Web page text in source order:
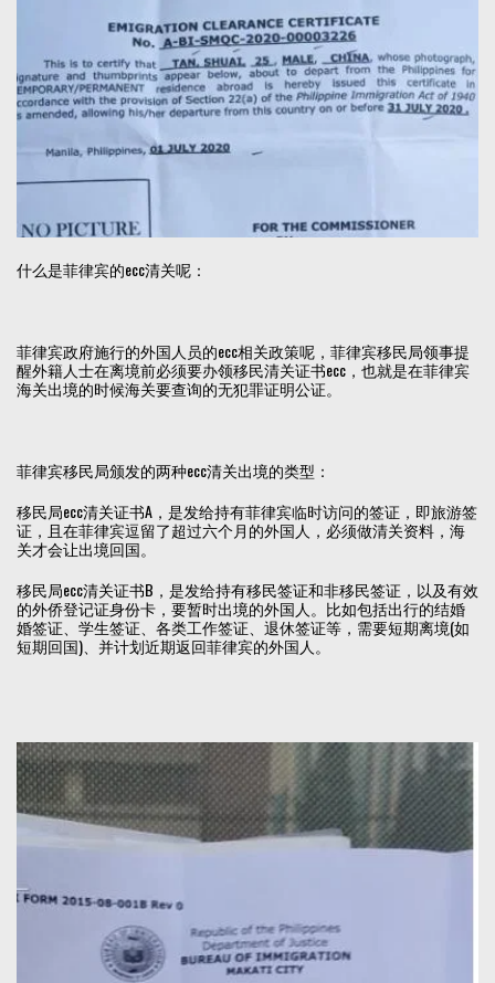
什么是菲律宾的ecc清关呢：
菲律宾政府施行的外国人员的ecc相关政策呢，菲律宾移民局领事提
醒外籍人士在离境前必须要办领移民清关证书ecc，也就是在菲律宾
海关出境的时候海关要查询的无犯罪证明公证。
菲律宾移民局颁发的两种ecc清关出境的类型：
移民局ecc清关证书A，是发给持有菲律宾临时访问的签证，即旅游签
证，且在菲律宾逗留了超过六个月的外国人，必须做清关资料，海
关才会让出境回国。
移民局ecc清关证书B，是发给持有移民签证和非移民签证，以及有效
的外侨登记证身份卡，要暂时出境的外国人。比如包括出行的结婚
婚签证、学生签证、各类工作签证、退休签证等，需要短期离境(如
短期回国)、并计划近期返回菲律宾的外国人。